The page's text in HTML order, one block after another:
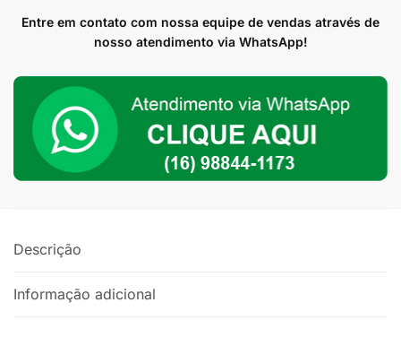
Iridium
para
Jetta
Entre em contato com nossa equipe de vendas através de
nosso atendimento via WhatsApp!
Descrição
Informação adicional